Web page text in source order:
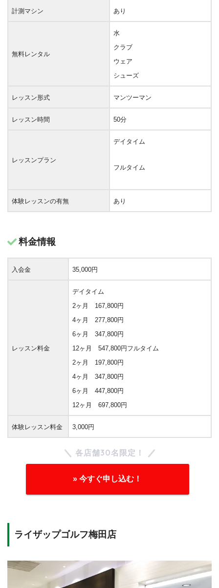
計測マシン あり
無料レンタル
水
クラブ
ウェア
シューズ
レッスン形式 マンツーマン
レッスン時間 50分
レッスンプラン
デイタイム
フルタイム
体験レッスンの有無 あり
料金情報
入会金 35,000円
レッスン料金
デイタイム
2ヶ月 167,800円
4ヶ月 277,800円
6ヶ月 347,800円
12ヶ月 547,800円 フルタイム
2ヶ月 197,800円
4ヶ月 347,800円
6ヶ月 447,800円
12ヶ月 697,800円
体験レッスン料金 3,000円
各店舗30名限定！
» 今すぐ申し込む！
ライザップゴルフ梅田店